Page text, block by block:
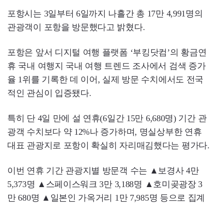
포항시는 3일부터 6일까지 나흘간 총 17만 4,991명의
관광객이 포항을 방문했다고 밝혔다.
포항은 앞서 디지털 여행 플랫폼 ‘부킹닷컴’의 황금연
휴 국내 여행지 국내 여행 트렌드 조사에서 검색 증가
율 1위를 기록한 데 이어, 실제 방문 수치에서도 전국
적인 관심이 입증됐다.
특히 단 4일 만에 설 연휴(6일간 15만 6,680명) 기간 관
광객 수치보다 약 12%나 증가하며, 명실상부한 연휴
대표 관광지로 포항이 확실히 자리매김했다는 평가다.
이번 연휴 기간 관광지별 방문객 수는 ▲보경사 4만
5,373명 ▲스페이스워크 3만 3,188명 ▲호미곶광장 3
만 680명 ▲일본인 가옥거리 1만 7,985명 등으로 집계